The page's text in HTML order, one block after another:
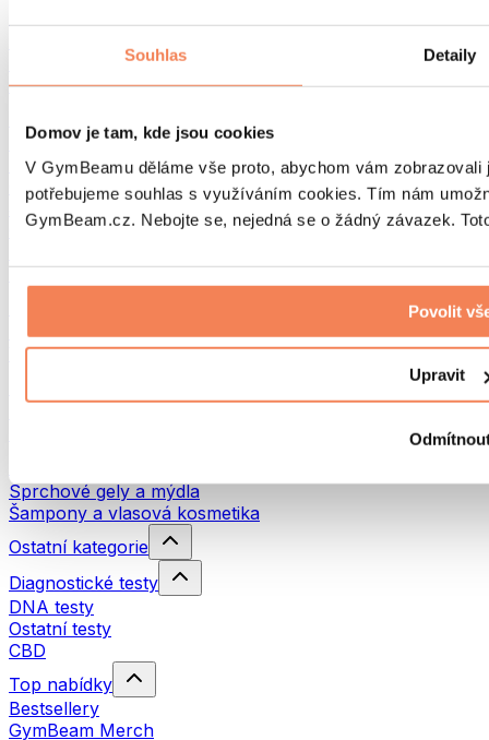
Souhlas Detaily
Domov je tam, kde jsou cookies
V GymBeamu děláme vše proto, abychom vám
potřebujeme souhlas s využíváním cookies. Tím nám
GymBeam.cz. Nebojte se, nejedná se o žádný závazek.
Povolit
Upravit
Batohy
Běh
Bojové sporty
Cyklistika
Jóga a pilates
Otužování
Turistika
Red Light Therapy
Vodní filtry a konvice
Sprchové gely a mýdla
Šampony a vlasová kosmetika
Ostatní kategorie
Diagnostické testy
DNA testy
Ostatní testy
CBD
Top nabídky
Bestsellery
GymBeam Merch